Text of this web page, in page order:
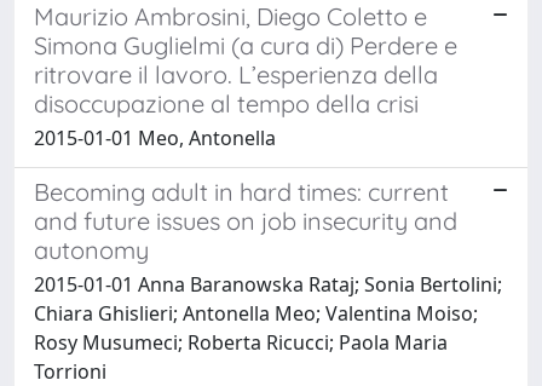
Maurizio Ambrosini, Diego Coletto e
Simona Guglielmi (a cura di) Perdere e
ritrovare il lavoro. L’esperienza della
disoccupazione al tempo della crisi
2015-01-01 Meo, Antonella
Becoming adult in hard times: current
and future issues on job insecurity and
autonomy
2015-01-01 Anna Baranowska Rataj; Sonia Bertolini;
Chiara Ghislieri; Antonella Meo; Valentina Moiso;
Rosy Musumeci; Roberta Ricucci; Paola Maria
Torrioni